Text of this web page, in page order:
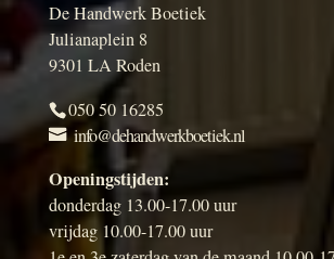
De Handwerk Boetiek
Julianaplein 8
9301 LA Roden
050 50 16285
info@dehandwerkboetiek.nl
Openingstijden:
donderdag 13.00-17.00 uur
vrijdag 10.00-17.00 uur